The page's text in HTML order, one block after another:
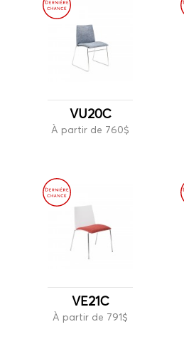
VU20C
À partir de 760$
VE21C
À partir de 791$